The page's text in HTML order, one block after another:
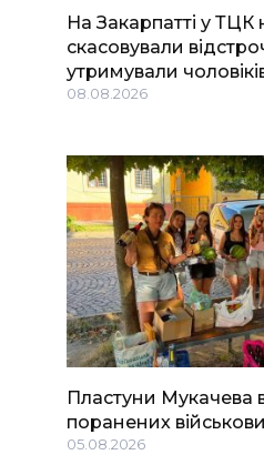
На Закарпатті у ТЦК
скасовували
утримували
08.08.2026
Пластуни Мукачева
поранених
05.08.2026